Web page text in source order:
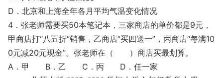
D．北京和上海全年各月平均气温变化情况
4．张老师需要买50本笔记本，三家商店的单价都是9元，
甲商店打“八五折”销售，乙商店“买四送一”，丙商店“每满10
0元减20元现金”。张老师在（ ）商店买最划算。
A．甲 B．乙 C．丙 D．任一家